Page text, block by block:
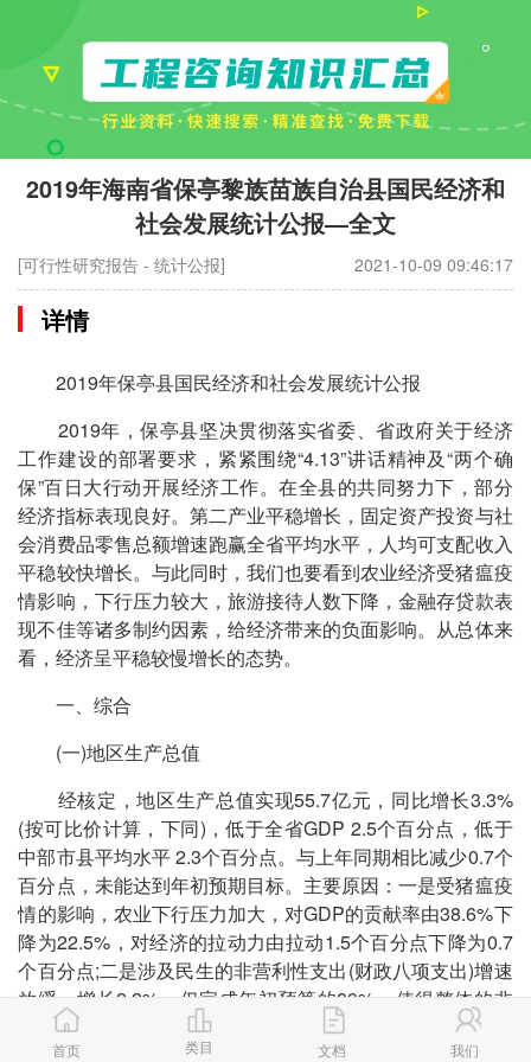
2019年海南省保亭黎族苗族自治县国民经济和
社会发展统计公报—全文
[可行性研究报告 - 统计公报] 2021-10-09 09:46:17
详情
2019年保亭县国民经济和社会发展统计公报
2019年，保亭县坚决贯彻落实省委、省政府关于经济
工作建设的部署要求，紧紧围绕“4.13”讲话精神及“两个确
保”百日大行动开展经济工作。在全县的共同努力下，部分
经济指标表现良好。第二产业平稳增长，固定资产投资与社
会消费品零售总额增速跑赢全省平均水平，人均可支配收入
平稳较快增长。与此同时，我们也要看到农业经济受猪瘟疫
情影响，下行压力较大，旅游接待人数下降，金融存贷款表
现不佳等诸多制约因素，给经济带来的负面影响。从总体来
看，经济呈平稳较慢增长的态势。
一、综合
(一)地区生产总值
经核定，地区生产总值实现55.7亿元，同比增长3.3%
(按可比价计算，下同)，低于全省GDP 2.5个百分点，低于
中部市县平均水平 2.3个百分点。与上年同期相比减少0.7个
百分点，未能达到年初预期目标。主要原因：一是受猪瘟疫
情的影响，农业下行压力加大，对GDP的贡献率由38.6%下
降为22.5%，对经济的拉动力由拉动1.5个百分点下降为0.7
个百分点;二是涉及民生的非营利性支出(财政八项支出)增速
放缓，增长2.2%，仅完成年初预算的89%，使得整体的非
营利性服务业拉动经济能力变弱，仅拉动经济0.7个百分
点，低于上年同期3.0个百分点。分季度来看：一季度增长
首页 类目 文档 我们